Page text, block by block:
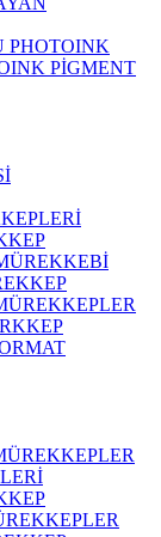
PHOTOINK
PİGMENT